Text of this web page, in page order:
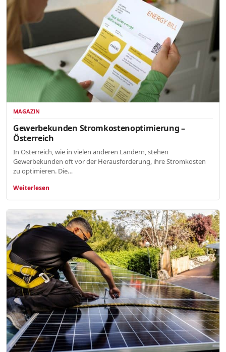
MAGAZIN
Gewerbekunden Stromkostenoptimierung –
Österreich
In Österreich, wie in vielen anderen Ländern, stehen
Gewerbekunden oft vor der Herausforderung, ihre Stromkosten
zu optimieren. Die…
Weiterlesen